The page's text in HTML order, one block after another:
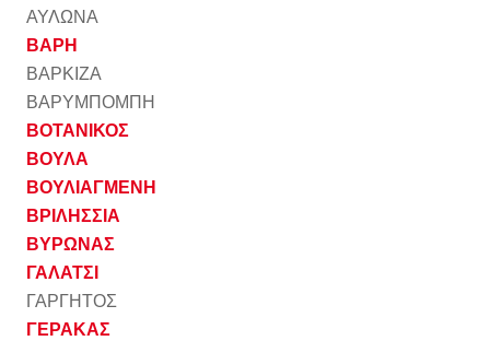
ΑΥΛΩΝΑ
ΒΑΡΗ
ΒΑΡΚΙΖΑ
ΒΑΡΥΜΠΟΜΠΗ
ΒΟΤΑΝΙΚΟΣ
ΒΟΥΛΑ
ΒΟΥΛΙΑΓΜΕΝΗ
ΒΡΙΛΗΣΣΙΑ
ΒΥΡΩΝΑΣ
ΓΑΛΑΤΣΙ
ΓΑΡΓΗΤΟΣ
ΓΕΡΑΚΑΣ